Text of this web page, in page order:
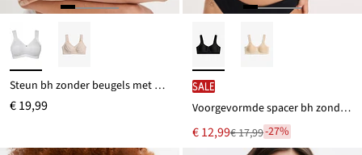
Steun bh zonder beugels met gewatteerde schouderbandjes
€ 19,99
SALE
Voorgevormde spacer bh zonder beugels
Nu
voor
€ 12,99
Van € 17,99-27%